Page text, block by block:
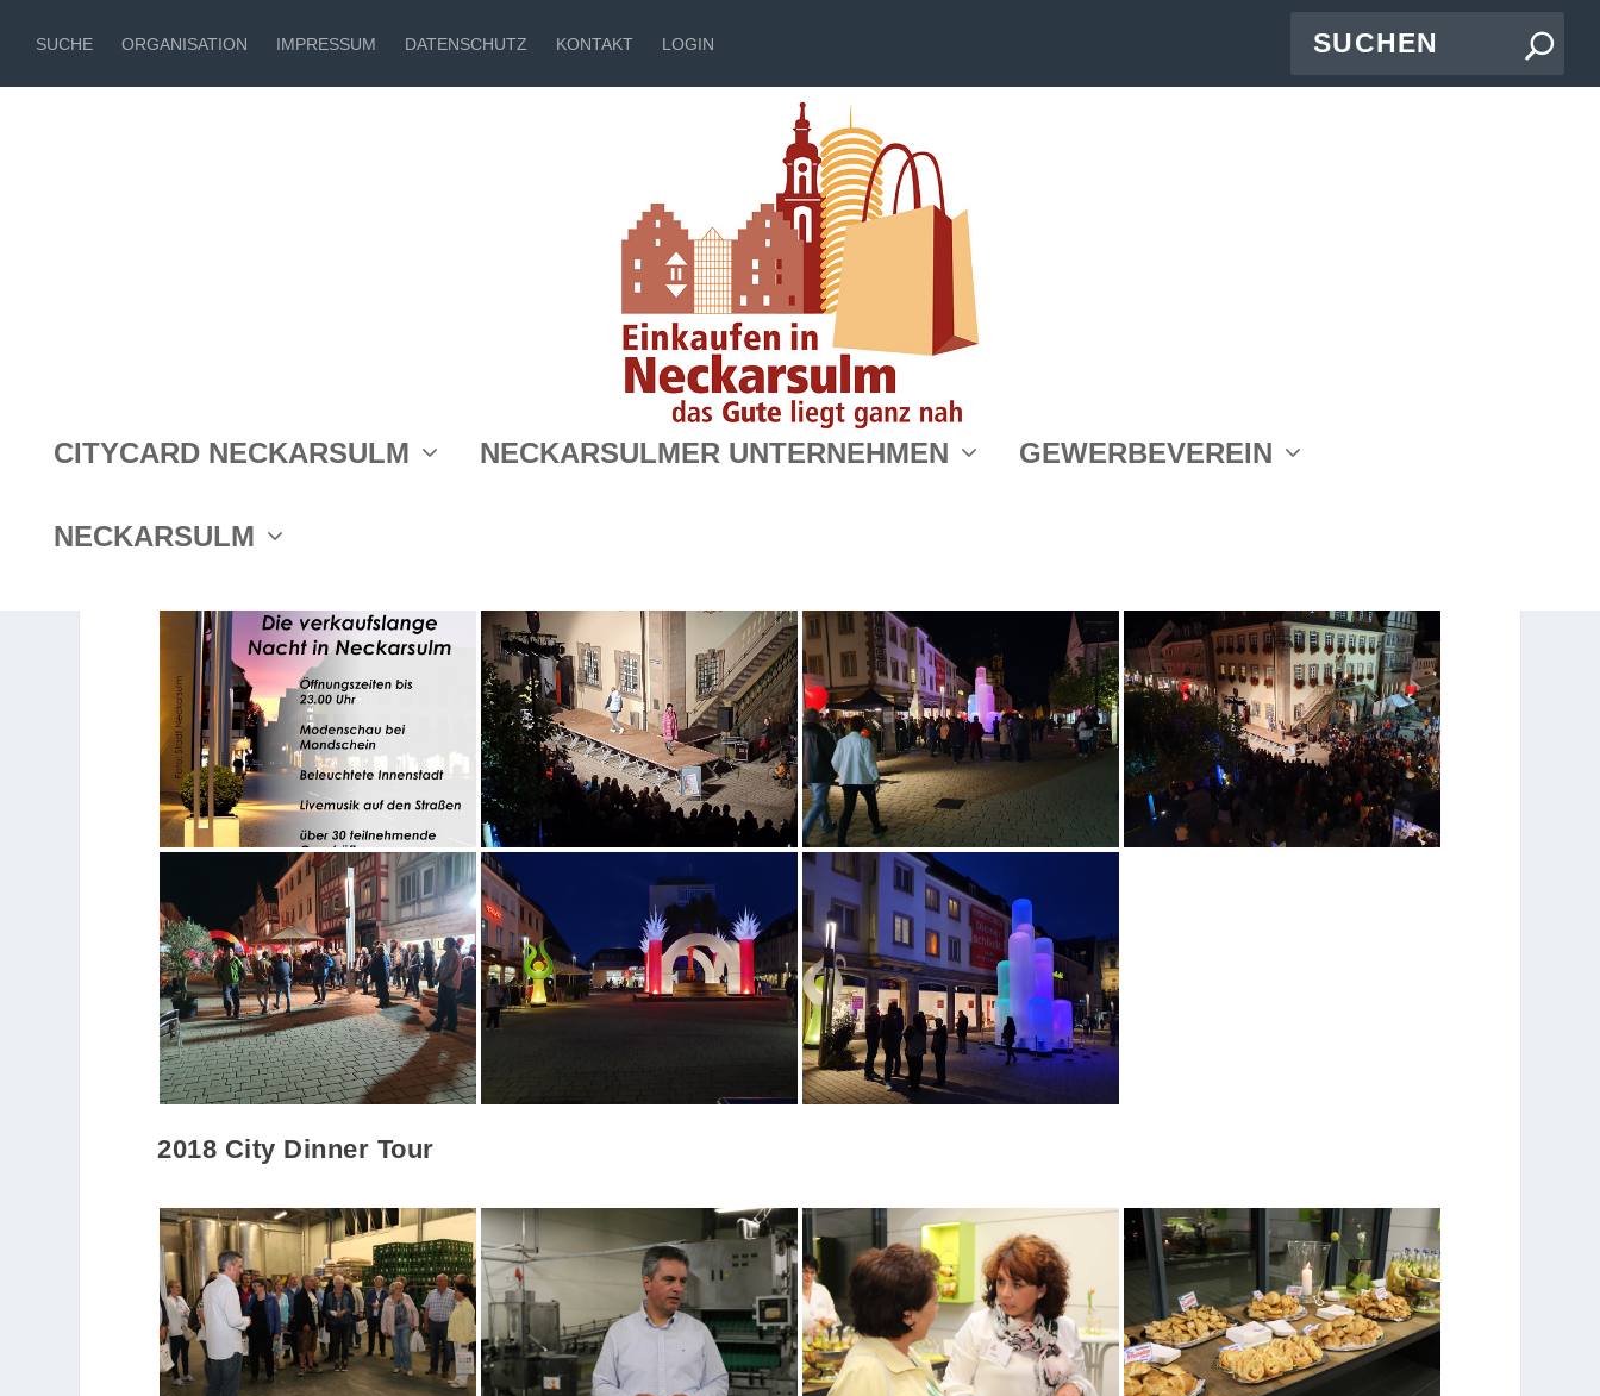
SUCHE ORGANISATION IMPRESSUM DATENSCHUTZ KONTAKT LOGIN
CITYCARD NECKARSULM NECKARSULMER UNTERNEHMEN GEWERBEVEREIN
NECKARSULM2019 Shopping Lights – Die verkaufslange Nacht in Neckarsulm
2018 City Dinner Tour